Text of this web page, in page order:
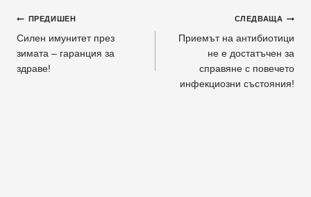
Навигация
ПРЕДИШЕН
Силен имунитет през
зимата – гаранция за
здраве!
СЛЕДВАЩА
Приемът на антибиотици
не е достатъчен за
справяне с повечето
инфекциозни състояния!